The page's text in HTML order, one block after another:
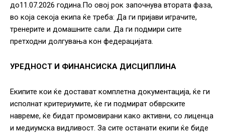
до11.07.2026 година.По овој рок започнува втората фаза,
во која секоја екипа ќе треба: Да ги пријави играчите,
тренерите и домашните сали. Да ги подмири сите
претходни долгувања кон федерацијата.
УРЕДНОСТ И ФИНАНСИСКА ДИСЦИПЛИНА
Екипите кои ќе достават комплетна документација, ќе ги
исполнат критериумите, ќе ги подмират обврските
навреме, ќе бидат промовирани како активни, со лиценца
и медиумска видливост. За сите останати екипи ќе биде